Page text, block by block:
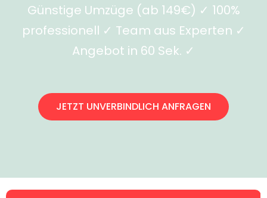
Günstige Umzüge (ab 149€) ✓ 100%
professionell ✓ Team aus Experten ✓
Angebot in 60 Sek. ✓
JETZT UNVERBINDLICH ANFRAGEN